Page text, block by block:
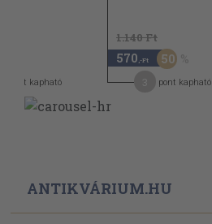
pont kapható
1.140 Ft
570 ,-Ft 50
pont kapható
ANTIKVÁRIUM.HU